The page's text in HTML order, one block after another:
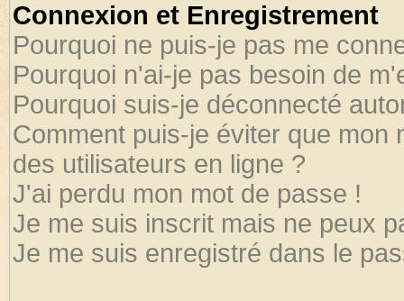
Connexion et Enregistrement
Pourquoi ne puis-je pas me
Pourquoi n'ai-je pas besoin de
Pourquoi suis-je déconnecté
Comment puis-je éviter que mon
des utilisateurs en ligne ?
J'ai perdu mon mot de passe !
Je me suis inscrit mais ne peux
Je me suis enregistré dans le